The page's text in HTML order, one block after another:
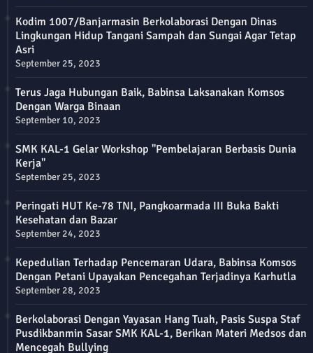
Kodim 1007/Banjarmasin Berkolaborasi Dengan Dinas
Lingkungan Hidup Tangani Sampah dan Sungai Agar Tetap
Asri
September 25, 2023
Terus Jaga Hubungan Baik, Babinsa Laksanakan Komsos
Dengan Warga Binaan
September 10, 2023
SMK KAL-1 Gelar Workshop "Pembelajaran Berbasis Dunia
Kerja"
September 25, 2023
Peringati HUT Ke-78 TNI, Pangkoarmada III Buka Bakti
Kesehatan dan Bazar
September 24, 2023
Kepedulian Terhadap Pencemaran Udara, Babinsa Komsos
Dengan Petani Upayakan Pencegahan Terjadinya Karhutla
September 28, 2023
Berkolaborasi Dengan Yayasan Hang Tuah, Pasis Suspa Staf
Pusdikbanmin Sasar SMK KAL-1, Berikan Materi Medsos dan
Mencegah Bullying